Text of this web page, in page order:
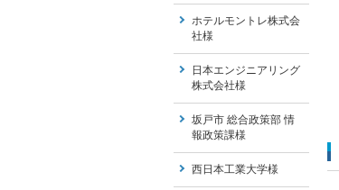
ホテルモントレ株式会
社様
日本エンジニアリング
株式会社様
坂戸市 総合政策部 情
報政策課様
西日本工業大学様